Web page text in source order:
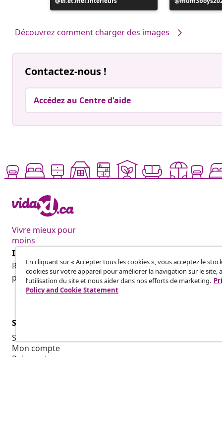
publiée
publiée
Découvrez comment charger des images
Contactez-nous !
Accédez au Centre d'aide
Vivre mieux pour
moins
Inscrivez-vous à notre newsletter
Rejoignez plus de 700 000 acheteurs qui reçoivent les
promotions saisonnières et les nouveautés de vidaXL.
Service Clients
Suivez votre commande
Mon compte
Paiement
En cliquant sur « Accepter tous les cookies », vous acceptez le
cookies sur votre appareil pour améliorer la navigation sur le site,
l’utilisation du site et nous aider dans nos efforts de marketing.
Policy and Cookie Statement